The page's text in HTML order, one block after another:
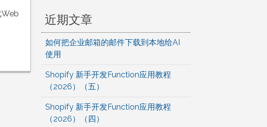
Web
近期文章
如何把企业邮箱的邮件下载到本地给AI
使用
Shopify 新手开发Function应用教程
（2026）（五）
Shopify 新手开发Function应用教程
（2026）（四）